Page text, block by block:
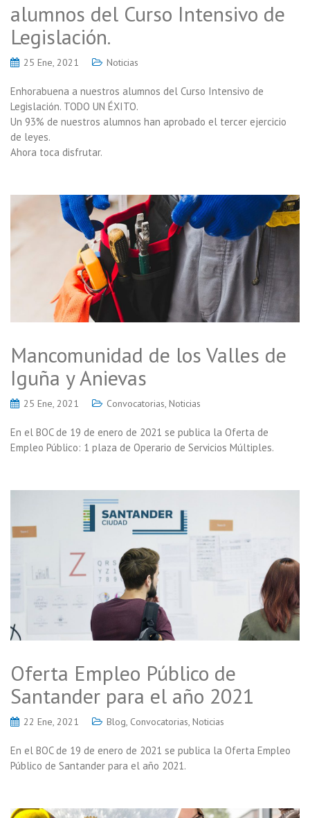
alumnos del Curso Intensivo de
Legislación.
25 Ene, 2021 Noticias
Enhorabuena a nuestros alumnos del Curso Intensivo de
Legislación. TODO UN ÉXITO.
Un 93% de nuestros alumnos han aprobado el tercer ejercicio
de leyes.
Ahora toca disfrutar.
Mancomunidad de los Valles de
Iguña y Anievas
25 Ene, 2021 Convocatorias, Noticias
En el BOC de 19 de enero de 2021 se publica la Oferta de
Empleo Público: 1 plaza de Operario de Servicios Múltiples.
Oferta Empleo Público de
Santander para el año 2021
22 Ene, 2021 Blog, Convocatorias, Noticias
En el BOC de 19 de enero de 2021 se publica la Oferta Empleo
Público de Santander para el año 2021.